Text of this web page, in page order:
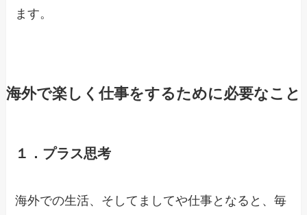
ます。
海外で楽しく仕事をするために必要なこと
１．プラス思考
海外での生活、そしてましてや仕事となると、毎